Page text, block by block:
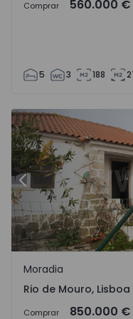
Comprar 560.000 €
5 3 188
Moradia T3 Sintra, Rio
Anterior
Rio de Mouro, Lisboa
Moradia
Rio de Mouro, Lisboa
Comprar 850.000 €